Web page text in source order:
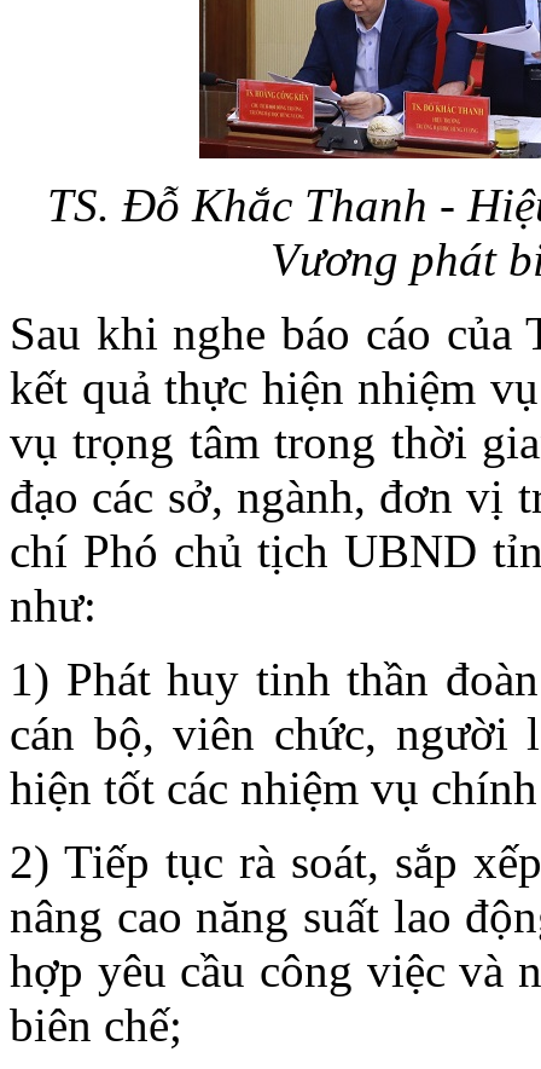
TS. Đỗ Khắc Thanh -
Vương phát
Sau khi nghe báo cáo
kết quả thực hiện nhiệm
vụ trọng tâm trong thời
đạo các sở, ngành, đơn vị
chí Phó chủ tịch UBND
như:
1) Phát huy tinh thần
cán bộ, viên chức, người
hiện tốt các nhiệm vụ
2) Tiếp tục rà soát, sắp
nâng cao năng suất lao
hợp yêu cầu công việc và
biên chế;